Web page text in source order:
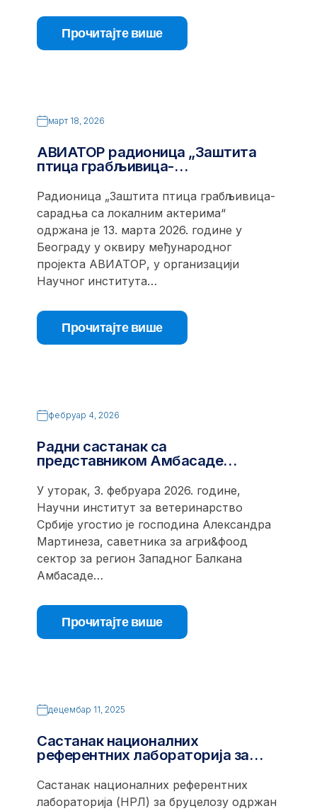
Прочитајте више
март 18, 2026
АВИАТОР радионица „Заштита
птица грабљивица-…
Радионица „Заштита птица грабљивица-
сарадња са локалним актерима“
одржана је 13. марта 2026. године у
Београду у оквиру међународног
пројекта АВИАТОР, у организацији
Научног института…
Прочитајте више
фебруар 4, 2026
Радни састанак са
представником Амбасаде…
У уторак, 3. фебруара 2026. године,
Научни институт за ветеринарство
Србије угостио је господина Александра
Мартинеза, саветника за агри&фоод
сектор за регион Западног Балкана
Амбасаде…
Прочитајте више
децембар 11, 2025
Састанак националних
референтних лабораторија за…
Састанак националних референтних
лабораторија (НРЛ) за бруцелозу одржан